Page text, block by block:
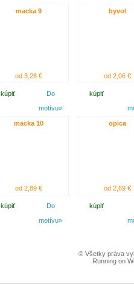
macka 9
od 3,28 €
kúpiť
Do
motívu»
byvol
od 2,06 €
kúpiť
macka 10
od 2,89 €
kúpiť
Do
motívu»
opica
od 2,69 €
kúpiť
© Všetky práva
Running on